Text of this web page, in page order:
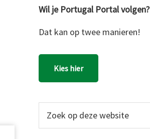
Wil je Portugal Portal volgen?
Dat kan op twee manieren!
Kies hier